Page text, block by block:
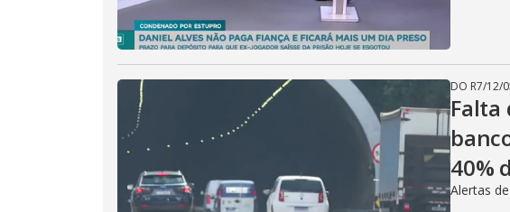
DO R7/12/
Falta
40%
Alertas